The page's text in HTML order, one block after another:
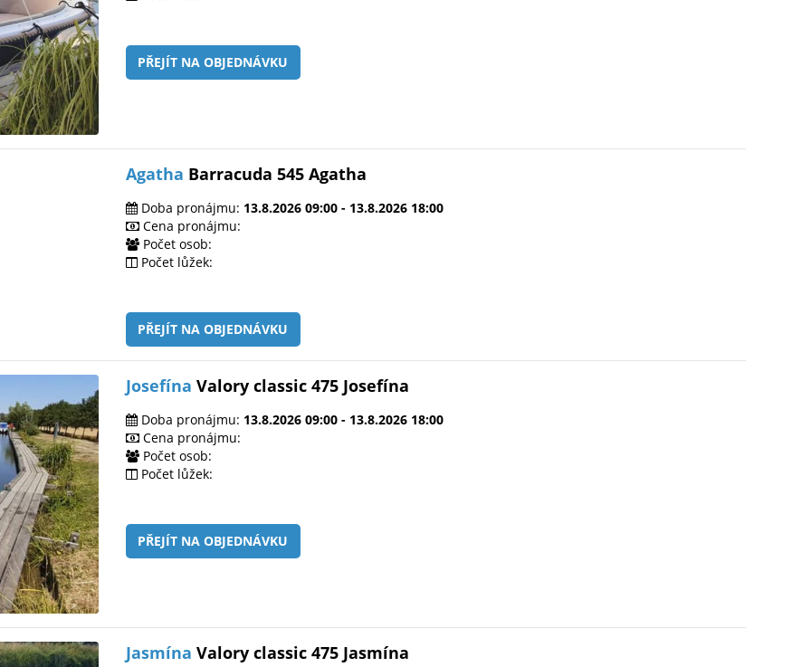
PŘEJÍT NA OBJEDNÁVKU
Agatha Barracuda 545 Agatha
Doba pronájmu: 13.8.2026 09:00 - 13.8.2026 18:00
Cena pronájmu:
Počet osob:
Počet lůžek:
PŘEJÍT NA OBJEDNÁVKU
Josefína Valory classic 475 Josefína
Doba pronájmu: 13.8.2026 09:00 - 13.8.2026 18:00
Cena pronájmu:
Počet osob:
Počet lůžek:
PŘEJÍT NA OBJEDNÁVKU
Jasmína Valory classic 475 Jasmína